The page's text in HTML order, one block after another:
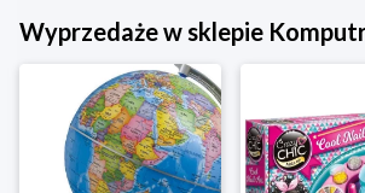
Wyprzedaże w sklepie